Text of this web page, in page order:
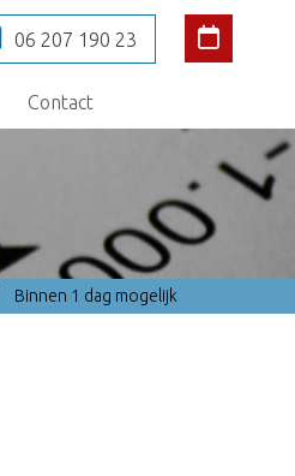
06 207 190 23
Contact
Binnen 1 dag mogelijk